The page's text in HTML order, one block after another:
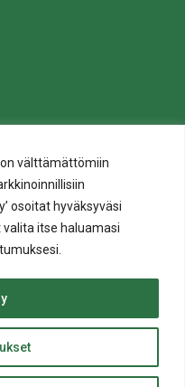
välttämättömiin
osoitat hyväksyväsi
itse haluamasi
ylös